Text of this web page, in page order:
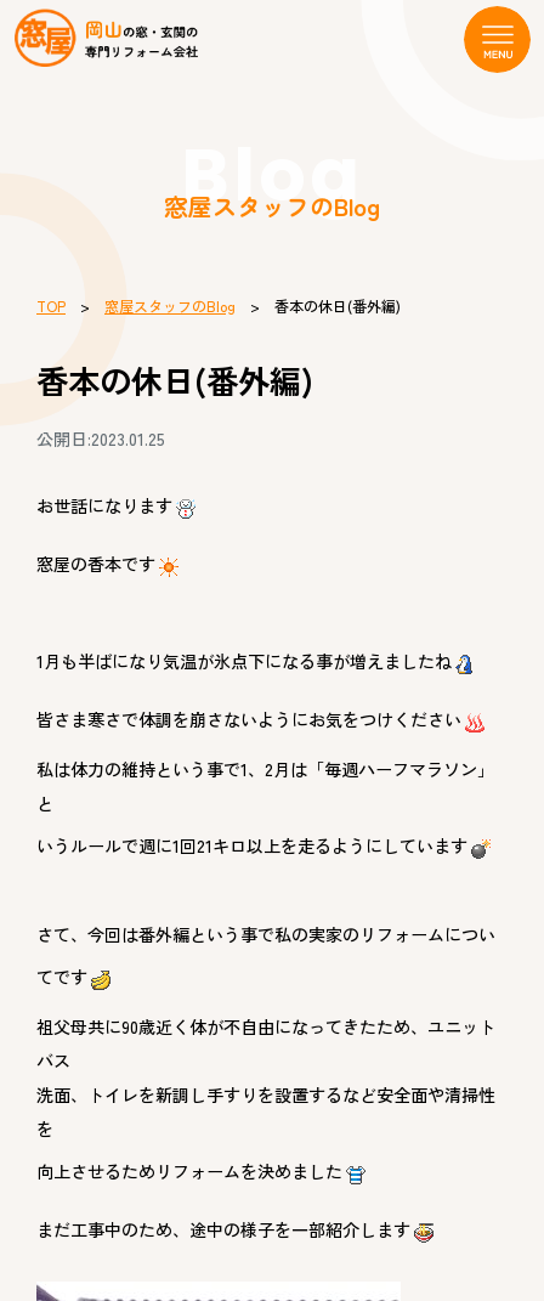
Blog
窓屋スタッフのBlog
TOP > 窓屋スタッフのBlog > 香本の休日(番外編)
香本の休日(番外編)
公開日:2023.01.25
お世話になります
窓屋の香本です
1月も半ばになり気温が氷点下になる事が増えましたね
皆さま寒さで体調を崩さないようにお気をつけください
私は体力の維持という事で1、2月は「毎週ハーフマラソン」
と
いうルールで週に1回21キロ以上を走るようにしています
さて、今回は番外編という事で私の実家のリフォームについ
てです
祖父母共に90歳近く体が不自由になってきたため、ユニット
バス
洗面、トイレを新調し手すりを設置するなど安全面や清掃性
を
向上させるためリフォームを決めました
まだ工事中のため、途中の様子を一部紹介します